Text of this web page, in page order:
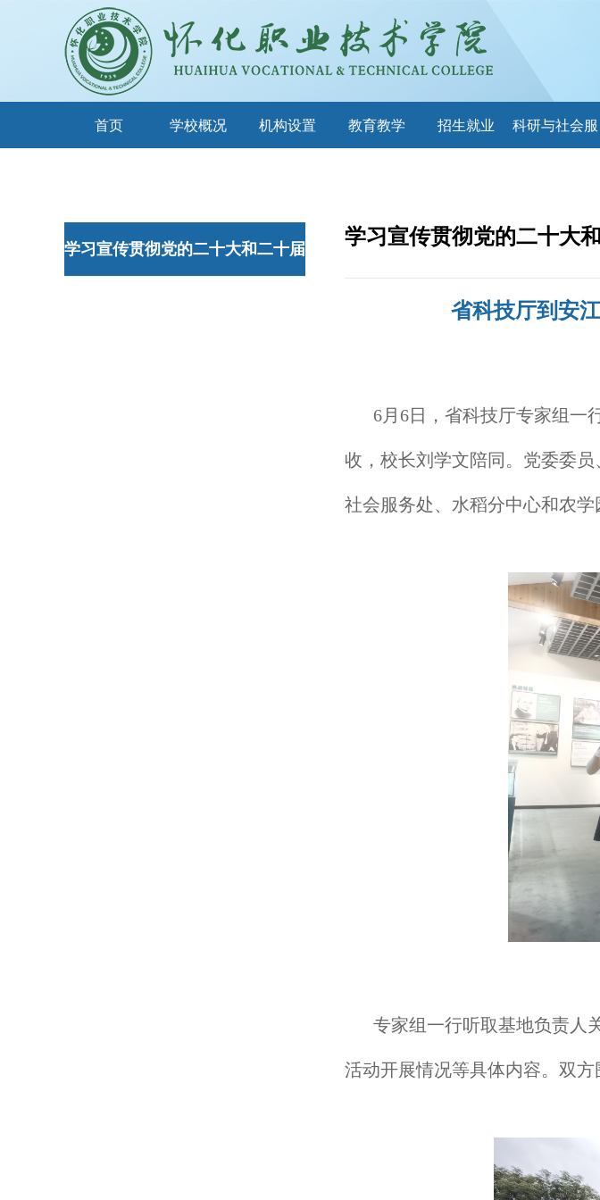
首页 学校概况 机构设置 教育教学 招生就业 科研与社会服
学习宣传贯彻党的二十大和二十届
学习宣传贯彻党的二十大
省科技厅到安
6月6日，省科技厅专家组一
收，校长刘学文陪同。党委委
社会服务处、水稻分中心和农学
专家组一行听取基地负责人
活动开展情况等具体内容。双